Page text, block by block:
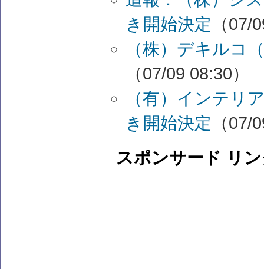
き開始決定 （07/
（株）デキルコ
（07/09 08:30）
（有）インテリ
き開始決定 （07/
スポンサード リ